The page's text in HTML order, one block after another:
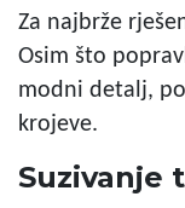
Za najbrže
Osim što
modni detalj,
krojeve.
Suzivanje